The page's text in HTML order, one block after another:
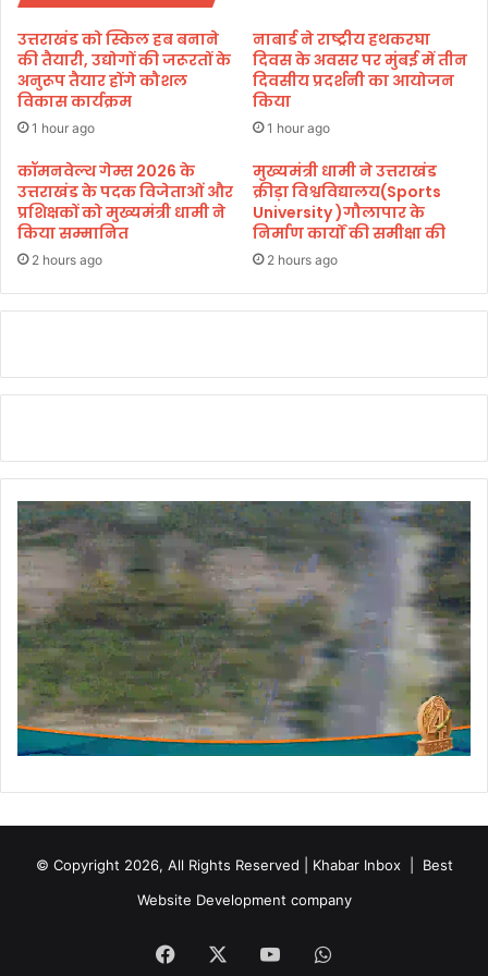
वे
णी
घा
ट
डू
बे
श
व
,
प
ति
फ
र
उत्तराखंड को स्किल हब बनाने
की तैयारी, उद्योगों की जरूरतों के
अनुरूप तैयार होंगे कौशल
विकास कार्यक्रम
1 hour ago
नाबार्ड ने राष्ट्रीय हथकरघा
दिवस के अवसर पर मुंबई में तीन
दिवसीय प्रदर्शनी का आयोजन
किया
1 hour ago
कॉमनवेल्थ गेम्स 2026 के
उत्तराखंड के पदक विजेताओं और
प्रशिक्षकों को मुख्यमंत्री धामी ने
किया सम्मानित
2 hours ago
मुख्यमंत्री धामी ने उत्तराखंड
क्रीड़ा विश्वविद्यालय(Sports
University )गौलापार के
निर्माण कार्यों की समीक्षा की
2 hours ago
© Copyright 2026, All Rights Reserved | Khabar Inbox | Best
Website Development company
Facebook YouTubeWhatsApp